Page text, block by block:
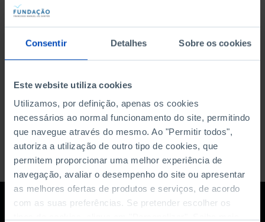
Consentir Detalhes Sobre os cookies
Este website utiliza cookies
Utilizamos, por definição, apenas os cookies
necessários ao normal funcionamento do site, permitindo
que navegue através do mesmo. Ao "Permitir todos",
autoriza a utilização de outro tipo de cookies, que
permitem proporcionar uma melhor experiência de
navegação, avaliar o desempenho do site ou apresentar
as melhores ofertas de produtos e serviços, de acordo
com as suas preferências. Se pretender escolher os
DATA DE INÍCIO
DATA DE FIM